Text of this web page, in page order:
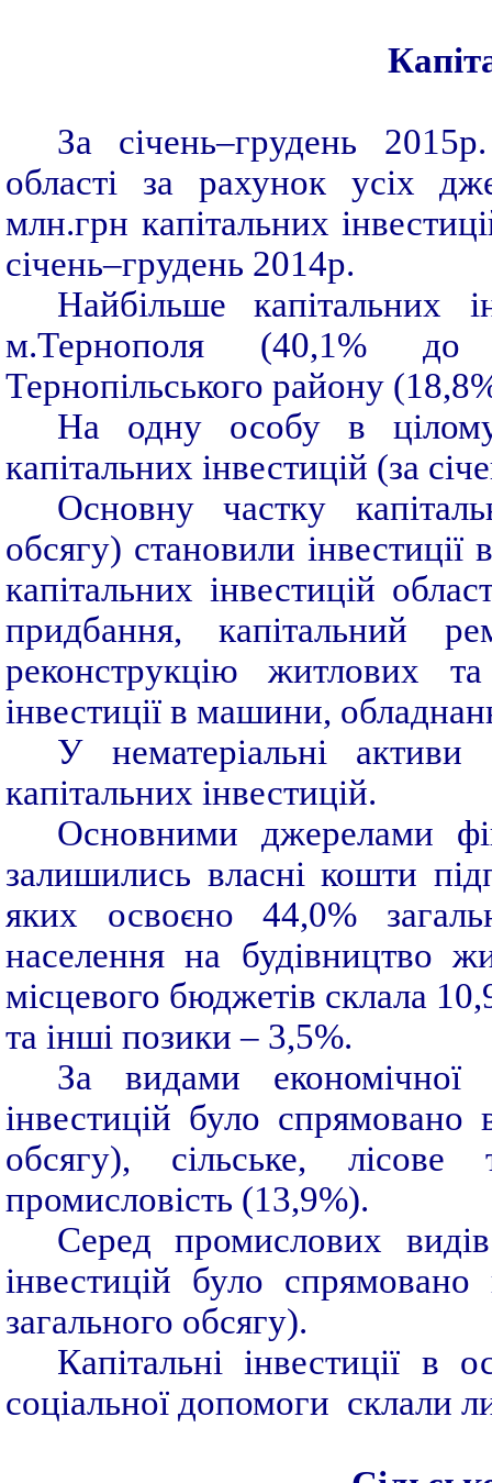
За січень­–грудень
області за рахунок усіх
млн.грн капітальних
січень–грудень 2014р.
Найбільше капітальних
м.Тернополя (40,1% до
Тернопільського району
На одну особу в
капітальних інвестицій (за
Основну частку
обсягу) становили
капітальних інвестицій
придбання, капітальний
реконструкцію житлових
інвестиції в машини,
У нематеріальні активи
капітальних інвестицій.
Основними джерелами
залишились власні кошти
яких освоєно 44,0%
населення на будівництво
місцевого бюджетів склала
та інші позики – 3,5%.
За видами економічної
інвестицій було спрямовано
обсягу), сільське,
промисловість (13,9%).
Серед промислових видів
інвестицій було
загального обсягу).
Капітальні інвестиції в
соціальної допомоги склали